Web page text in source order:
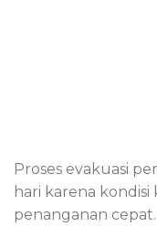
Proses evakuasi
hari karena
penanganan